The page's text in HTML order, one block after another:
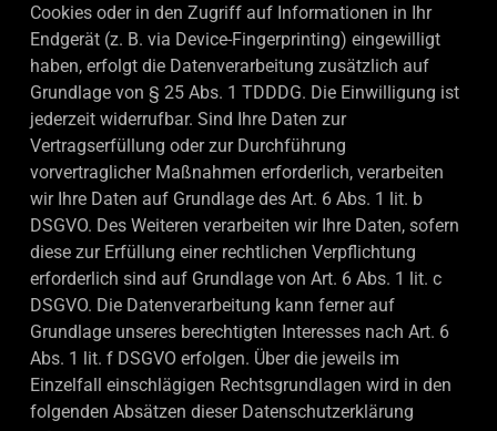
Cookies oder in den Zugriff auf Informationen in Ihr
Endgerät (z. B. via Device-Fingerprinting) eingewilligt
haben, erfolgt die Datenverarbeitung zusätzlich auf
Grundlage von § 25 Abs. 1 TDDDG. Die Einwilligung ist
jederzeit widerrufbar. Sind Ihre Daten zur
Vertragserfüllung oder zur Durchführung
vorvertraglicher Maßnahmen erforderlich, verarbeiten
wir Ihre Daten auf Grundlage des Art. 6 Abs. 1 lit. b
DSGVO. Des Weiteren verarbeiten wir Ihre Daten, sofern
diese zur Erfüllung einer rechtlichen Verpflichtung
erforderlich sind auf Grundlage von Art. 6 Abs. 1 lit. c
DSGVO. Die Datenverarbeitung kann ferner auf
Grundlage unseres berechtigten Interesses nach Art. 6
Abs. 1 lit. f DSGVO erfolgen. Über die jeweils im
Einzelfall einschlägigen Rechtsgrundlagen wird in den
folgenden Absätzen dieser Datenschutzerklärung